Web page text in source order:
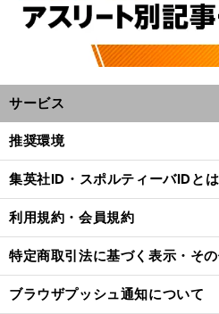
サービス
推奨環境
集英社ID・スポルティーバIDとは
利用規約・会員規約
特定商取引法に基づく表示・そ
ブラウザプッシュ通知について